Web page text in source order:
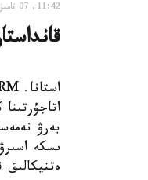
11:42, 07 تامىز 2026
بەرۋ